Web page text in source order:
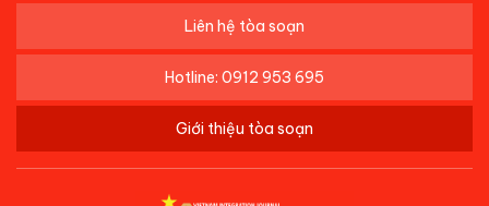
Liên hệ tòa soạn
Hotline: 0912 953 695
Giới thiệu tòa soạn